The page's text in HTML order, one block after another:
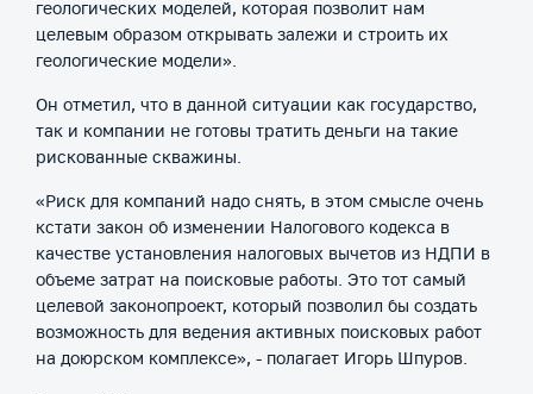
геологических моделей, которая позволит нам
целевым образом открывать залежи и строить их
геологические модели».
Он отметил, что в данной ситуации как государство,
так и компании не готовы тратить деньги на такие
рискованные скважины.
«Риск для компаний надо снять, в этом смысле очень
кстати закон об изменении Налогового кодекса в
качестве установления налоговых вычетов из НДПИ в
объеме затрат на поисковые работы. Это тот самый
целевой законопроект, который позволил бы создать
возможность для ведения активных поисковых работ
на доюрском комплексе», - полагает Игорь Шпуров.